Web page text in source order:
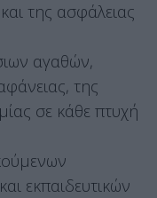
της ασφάλειας
αγαθών,
της
σε κάθε πτυχή
εκπαιδευτικών